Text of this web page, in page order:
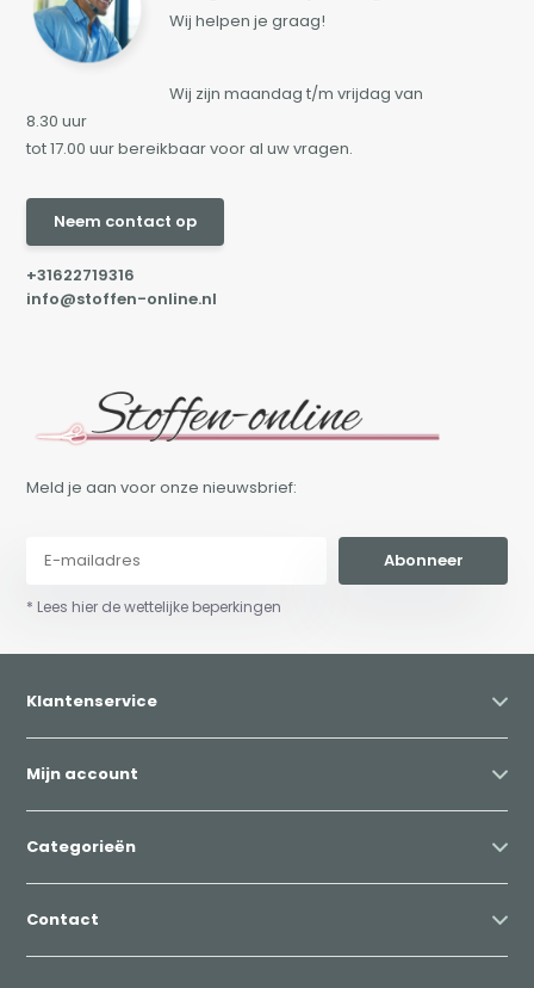
Wij helpen je graag!
Wij zijn maandag t/m vrijdag van
8.30 uur
tot 17.00 uur bereikbaar voor al uw vragen.
Neem contact op
+31622719316
info@stoffen-online.nl
Meld je aan voor onze nieuwsbrief:
Abonneer
* Lees hier de wettelijke beperkingen
Klantenservice
Mijn account
Categorieën
Contact